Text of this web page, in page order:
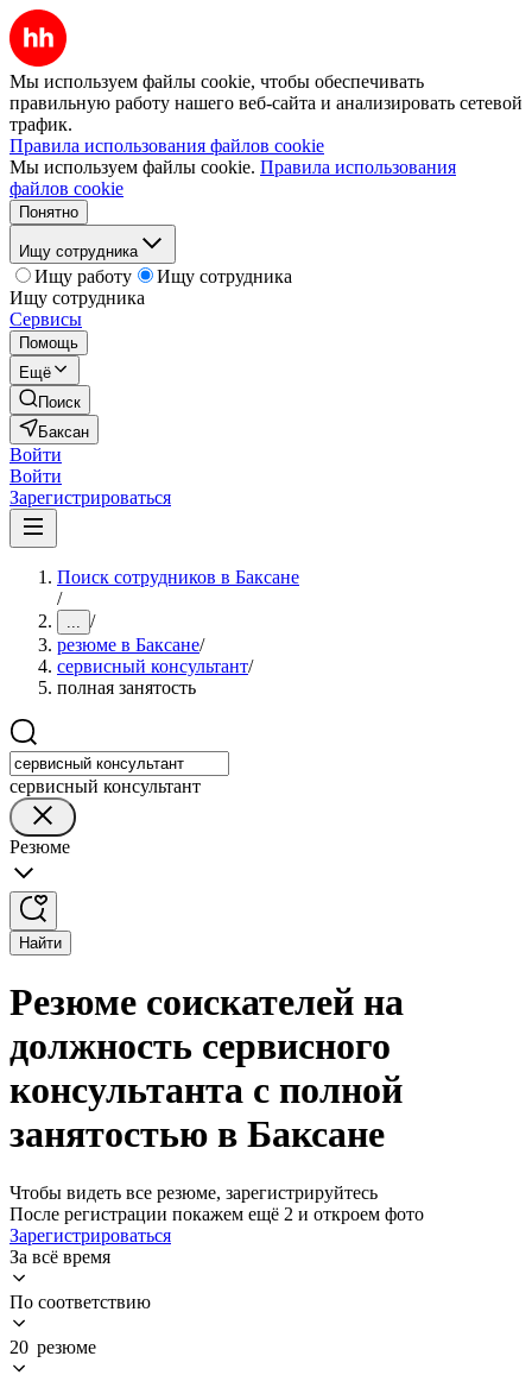
Мы используем файлы cookie, чтобы обеспечивать
правильную работу нашего веб-сайта и анализировать сетевой
трафик.
Правила использования файлов cookie
Мы используем файлы cookie. Правила использования
файлов cookie
Понятно
Ищу сотрудника
Ищу работу
Ищу сотрудника
Ищу сотрудника
Сервисы
Помощь
Ещё
Поиск
Баксан
Войти
Войти
Зарегистрироваться
Поиск сотрудников в Баксане
/
... /
резюме в Баксане/
сервисный консультант/
полная занятость
сервисный консультант
Резюме
Найти
Резюме соискателей на
должность сервисного
консультанта с полной
занятостью в Баксане
Чтобы видеть все резюме, зарегистрируйтесь
После регистрации покажем ещё 2 и откроем фото
Зарегистрироваться
За всё время
По соответствию
20 резюме